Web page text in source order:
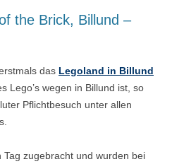
the Brick, Billund –
das Legoland in Billund
Lego’s wegen in Billund ist, so
Pflichtbesuch unter allen
zugebracht und wurden bei